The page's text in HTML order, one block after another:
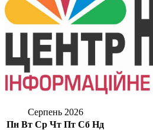
Серпень 2026
Пн Вт Ср Чт Пт Сб Нд